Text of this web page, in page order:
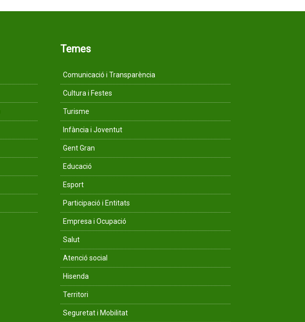
Temes
Comunicació i Transparència
Cultura i Festes
Turisme
Infància i Joventut
Gent Gran
Educació
Esport
Participació i Entitats
Empresa i Ocupació
Salut
Atenció social
Hisenda
Territori
Seguretat i Mobilitat